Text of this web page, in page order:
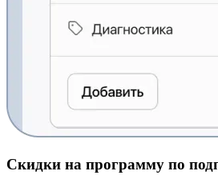
Скидки на программу по